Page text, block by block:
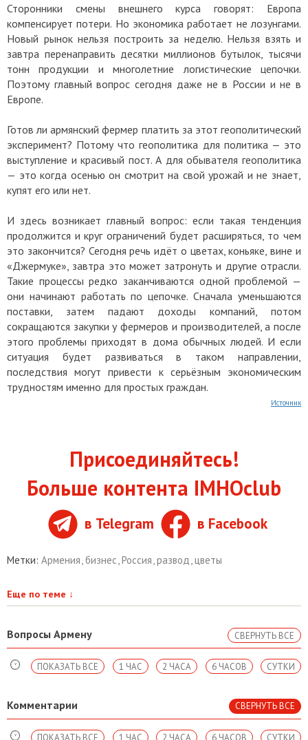
Сторонники смены внешнего курса говорят: Европа
компенсирует потери. Но экономика работает не лозунгами.
Новый рынок нельзя построить за неделю. Нельзя взять и
завтра перенаправить десятки миллионов бутылок, тысячи
тонн продукции и многолетние логистические цепочки.
Поэтому главный вопрос сегодня даже не в России и не в
Европе.
Готов ли армянский фермер платить за этот геополитический
эксперимент? Потому что геополитика для политика — это
выступление и красивый пост. А для обывателя геополитика
— это когда осенью он смотрит на свой урожай и не знает,
купят его или нет.
И здесь возникает главный вопрос: если такая тенденция
продолжится и круг ограничений будет расширяться, то чем
это закончится? Сегодня речь идёт о цветах, коньяке, вине и
«Джермуке», завтра это может затронуть и другие отрасли.
Такие процессы редко заканчиваются одной проблемой —
они начинают работать по цепочке. Сначала уменьшаются
поставки, затем падают доходы компаний, потом
сокращаются закупки у фермеров и производителей, а после
этого проблемы приходят в дома обычных людей. И если
ситуация будет развиваться в таком направлении,
последствия могут привести к серьёзным экономическим
трудностям именно для простых граждан.
Источник
Присоединяйтесь!
Больше контента IMHOclub
в Telegram в Facebook
Метки: Армения,бизнес,Россия,развод,цветы
Еще по теме ↓
Вопросы Армену СВЕРНУТЬ ВСЕ
СУТКИ
6 ЧАСОВ
2 ЧАСА
1 ЧАС
ПОКАЗАТЬ ВСЕ
Комментарии СВЕРНУТЬ ВСЕ
СУТКИ
6 ЧАСОВ
2 ЧАСА
1 ЧАС
ПОКАЗАТЬ ВСЕ